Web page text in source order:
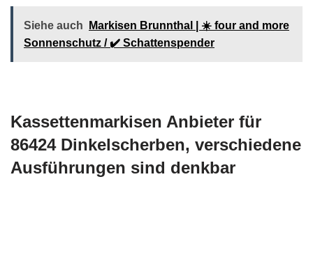
Siehe auch
Markisen Brunnthal | ☀️ four and more
Sonnenschutz / ✔️ Schattenspender
Kassettenmarkisen Anbieter für
86424 Dinkelscherben, verschiedene
Ausführungen sind denkbar